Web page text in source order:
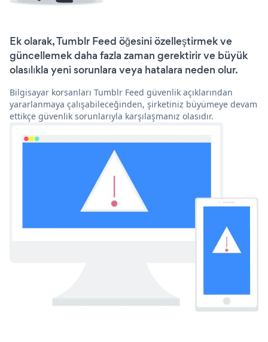
Ek olarak, Tumblr Feed öğesini özelleştirmek ve
güncellemek daha fazla zaman gerektirir ve büyük
olasılıkla yeni sorunlara veya hatalara neden olur.
Bilgisayar korsanları Tumblr Feed güvenlik açıklarından
yararlanmaya çalışabileceğinden, şirketiniz büyümeye devam
ettikçe güvenlik sorunlarıyla karşılaşmanız olasıdır.